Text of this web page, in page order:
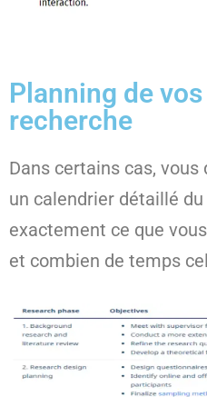
Planning de
recherche
Dans certains cas,
un calendrier détaillé
exactement ce que
et combien de temps